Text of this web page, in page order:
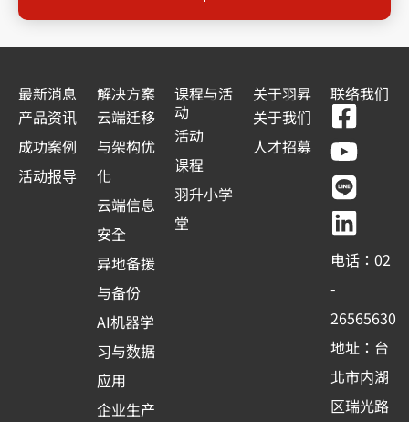
最新消息
产品资讯
成功案例
活动报导
解决方案
云端迁移
与架构优
化
云端信息
安全
异地备援
与备份
AI机器学
习与数据
应用
企业生产
课程与活
动
活动
课程
羽升小学
堂
关于羽昇
关于我们
人才招募
联络我们
F
a
c
e
b
o
o
k
-
s
q
Y
o
u
t
u
b
e
L
i
n
e
L
i
n
k
e
d
i
n
电话：02
-
26565630
地址：台
北市内湖
区瑞光路